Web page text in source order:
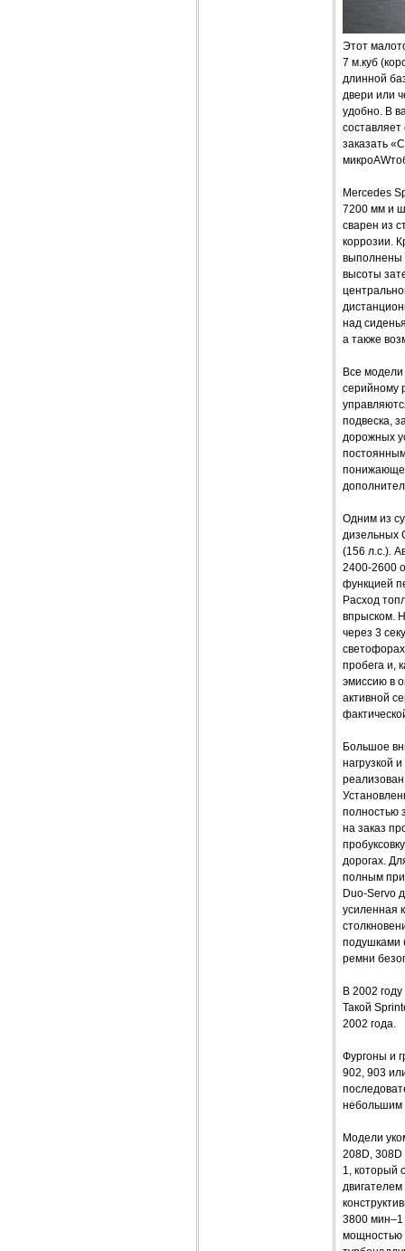
Этот
7 м.куб
длинной
двери или
удобно. В
заказать
Mercedes
7200 мм и
сварен из
коррозии.
выполнены
высоты
над
а также
Все
серийному
подвеска,
дорожных
Одним из
дизельных
(156 л.с.).
2400-2600
функцией
Расход
впрыском.
через 3
пробега и,
эмиссию в
активной
Большое
нагрузкой
полностью
на заказ
дорогах.
полным
Duo-Servo
усиленная
подушками
ремни
В 2002
Такой
2002 года.
Фургоны и
902, 903
небольшим
Модели
208D,
1, который
3800 мин–1
мощностью